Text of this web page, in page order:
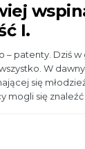
I.
– patenty. Dziś
W
się
mogli się znaleźć